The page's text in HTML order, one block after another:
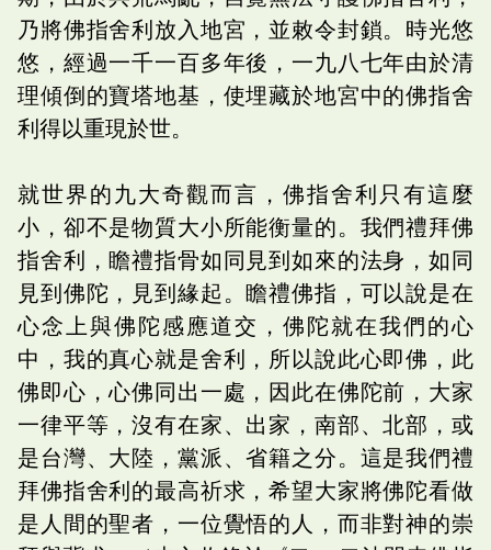
乃將佛指舍利放入地宮，並敕令封鎖。時光悠
悠，經過一千一百多年後，一九八七年由於清
理傾倒的寶塔地基，使埋藏於地宮中的佛指舍
利得以重現於世。
就世界的九大奇觀而言，佛指舍利只有這麼
小，卻不是物質大小所能衡量的。我們禮拜佛
指舍利，瞻禮指骨如同見到如來的法身，如同
見到佛陀，見到緣起。瞻禮佛指，可以說是在
心念上與佛陀感應道交，佛陀就在我們的心
中，我的真心就是舍利，所以說此心即佛，此
佛即心，心佛同出一處，因此在佛陀前，大家
一律平等，沒有在家、出家，南部、北部，或
是台灣、大陸，黨派、省籍之分。這是我們禮
拜佛指舍利的最高祈求，希望大家將佛陀看做
是人間的聖者，一位覺悟的人，而非對神的崇